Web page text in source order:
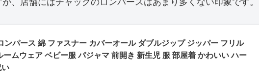
パース 綿 ファスナー カバーオール ダブルジップ ジッパー フリル
ームウェア ベビー服 パジャマ 前開き 新生児 服 部屋着 かわいい ハー